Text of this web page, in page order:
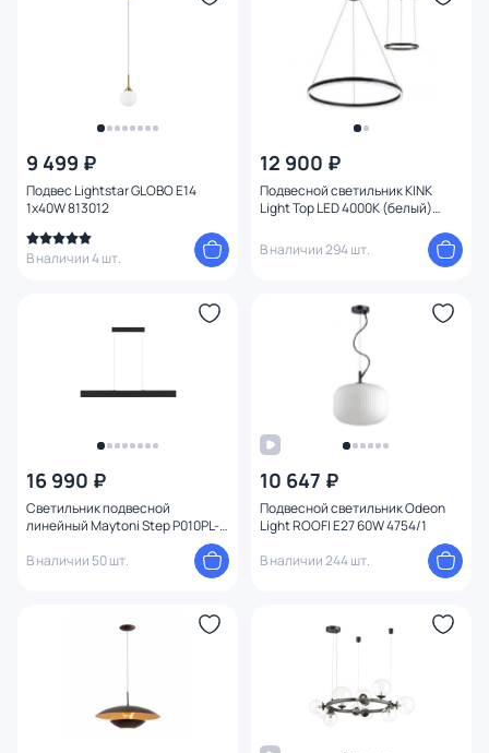
9 499 ₽
Подвес Lightstar GLOBO E14
1х40W 813012
В наличии 4 шт.
12 900 ₽
Подвесной светильник KINK
Light Тор LED 4000К (белый)
В наличии 294 шт.
16 990 ₽
Светильник подвесной
линейный Maytoni Step P010PL-
В наличии 50 шт.
10 647 ₽
Подвесной светильник Odeon
Light ROOFI E27 60W 4754/1
В наличии 244 шт.